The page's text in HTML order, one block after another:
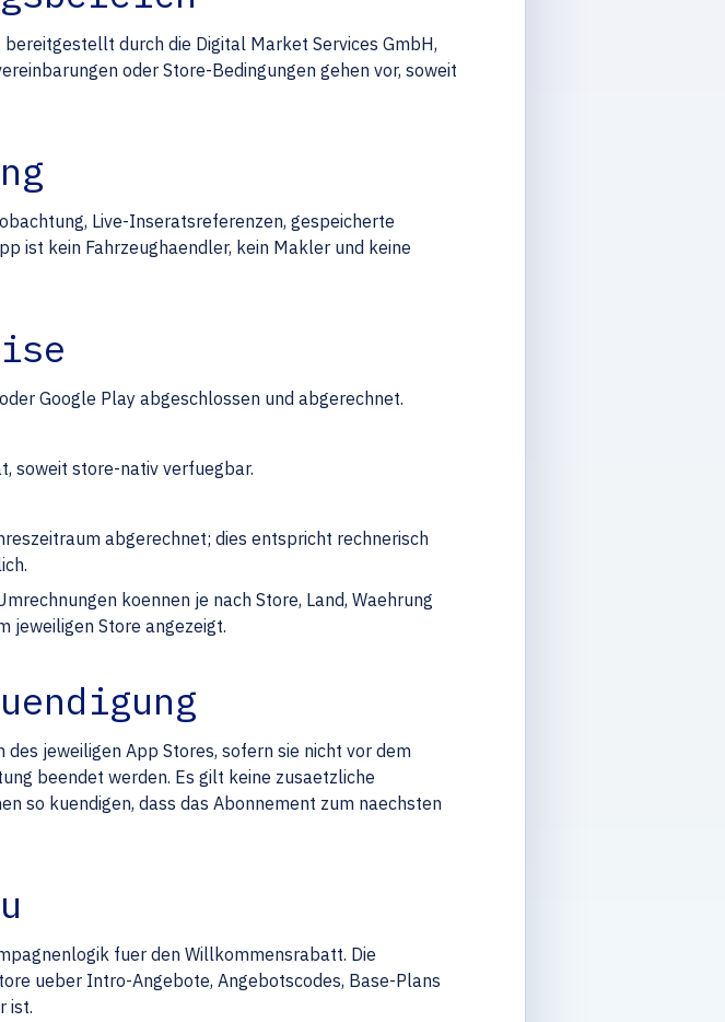
durch die Digital Market Services GmbH,
oder Store-Bedingungen gehen vor, soweit
Live-Inseratsreferenzen, gespeicherte
ist kein Fahrzeughaendler, kein Makler und keine
Google Play abgeschlossen und abgerechnet.
soweit store-nativ verfuegbar.
abgerechnet; dies entspricht rechnerisch
koennen je nach Store, Land, Waehrung
jeweiligen Store angezeigt.
jeweiligen App Stores, sofern sie nicht vor dem
beendet werden. Es gilt keine zusaetzliche
so kuendigen, dass das Abonnement zum naechsten
fuer den Willkommensrabatt. Die
ueber Intro-Angebote, Angebotscodes, Base-Plans
ist.